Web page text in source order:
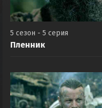
5 сезон - 5 серия
Пленник